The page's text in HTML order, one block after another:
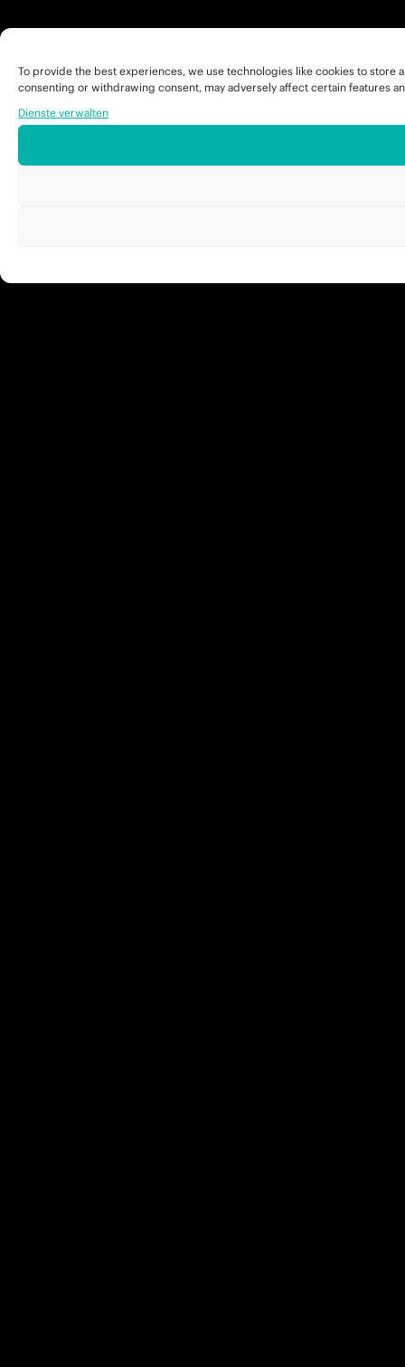
To provide the best experiences, we use technologies like cookies to
consenting or withdrawing consent, may adversely affect certain features
Dienste verwalten